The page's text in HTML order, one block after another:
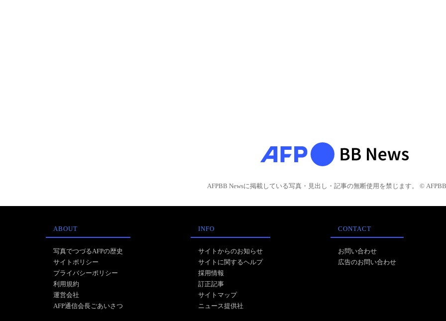
AFPBB Newsに掲載している写真・見出し・記事の無断使用を禁じます。 © AFPBB
ABOUT
写真でつづるAFPの歴史
サイトポリシー
プライバシーポリシー
利用規約
運営会社
AFP通信会長ごあいさつ
INFO
サイトからのお知らせ
サイトに関するヘルプ
採用情報
訂正記事
サイトマップ
ニュース提供社
CONTACT
お問い合わせ
広告のお問い合わせ